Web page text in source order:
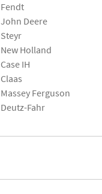
Fendt
John Deere
Steyr
New Holland
Case IH
Claas
Massey Ferguson
Deutz-Fahr